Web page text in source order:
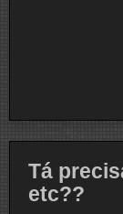
Tá
etc??